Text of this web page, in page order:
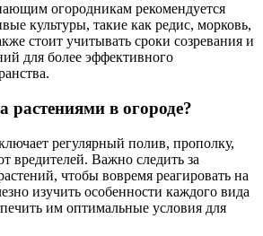
огородникам рекомендуется
культуры, такие как редис, морковь,
стоит учитывать сроки созревания и
для более эффективного
растениями в огороде?
регулярный полив, прополку,
вредителей. Важно следить за
чтобы вовремя реагировать на
изучить особенности каждого вида
им оптимальные условия для